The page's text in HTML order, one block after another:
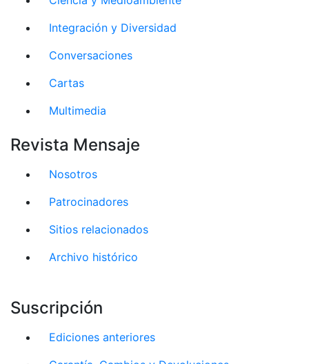
Integración y Diversidad
Conversaciones
Cartas
Multimedia
Revista Mensaje
Nosotros
Patrocinadores
Sitios relacionados
Archivo histórico
Suscripción
Ediciones anteriores